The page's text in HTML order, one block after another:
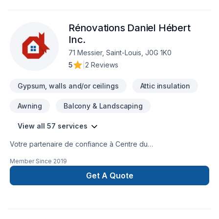
exigences, vos délais et votre vision. Confiez votre projet à
une équipe qui a à cœur votre satisfaction.
Rénovations Daniel Hébert
Inc.
71 Messier, Saint-Louis, J0G 1K0
5
2 Reviews
Gypsum, walls and/or ceilings Attic insulation
Awning Balcony & Landscaping
View all 57 services
Votre partenaire de confiance à Centre du
Inc., spécialiste de Adaptation dom., Agrandissement, Après-
sinistre, Balcon, Balcon de bois, Calfeutrage, Carrelage,
Charpentier, Commercial, Cuisine, Démolition, Drain français,
Member Since 2019
Get A Quote